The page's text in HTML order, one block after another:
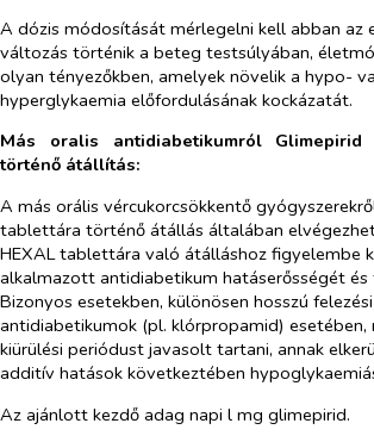
A dózis módosítását mérlegelni kell abban az
változás történik a beteg testsúlyában,
olyan tényezőkben, amelyek növelik a hypo-
hyperglykaemia előfordulásának kockázatát.
Más oralis antidiabetikumról Glimepirid
történő átállítás:
A más orális vércukorcsökkentő
tablettára történő átállás általában
HEXAL tablettára való átálláshoz figyelembe
alkalmazott antidiabetikum hatáserősségét és
Bizonyos esetekben, különösen hosszú
antidiabetikumok (pl. klórpropamid) esetében,
kiürülési periódust javasolt tartani, annak
additív hatások következtében
Az ajánlott kezdő adag napi l mg glimepirid.